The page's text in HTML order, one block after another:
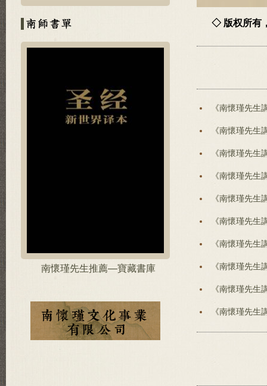
南懷瑾先生推薦—寶藏書庫
◇ 版权所有
《南懷瑾先生
《南懷瑾先生
《南懷瑾先生
《南懷瑾先生
《南懷瑾先生
《南懷瑾先生
《南懷瑾先生
《南懷瑾先生
《南懷瑾先生
《南懷瑾先生